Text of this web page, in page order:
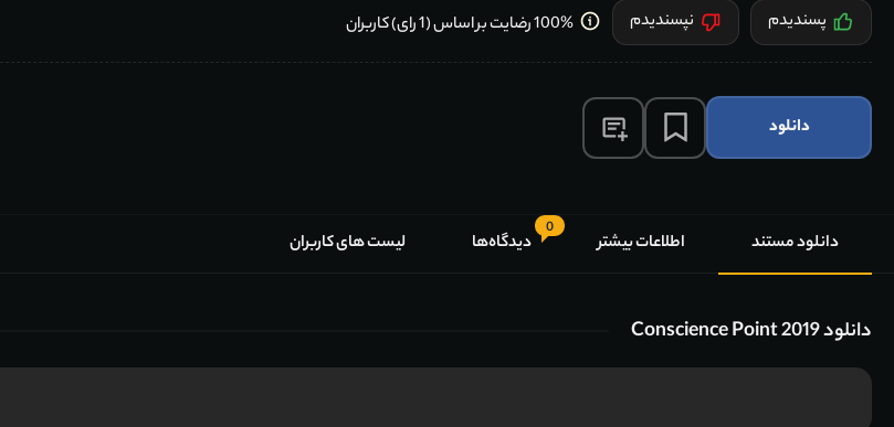
پسندیدم نپسندیدم 100% رضایت بر اساس (1 رای) کاربران
دانلود
دانلود مستند اطلاعات بیشتر
0
دیدگاه‌ها لیست های کاربران
دانلود Conscience Point 2019